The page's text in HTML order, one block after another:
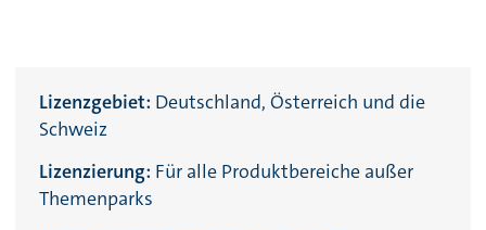
Lizenzgebiet: Deutschland, Österreich und die
Schweiz
Lizenzierung: Für alle Produktbereiche außer
Themenparks